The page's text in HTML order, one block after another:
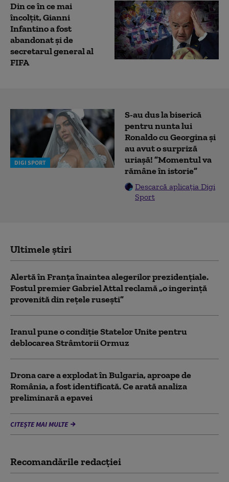
Din ce în ce mai
încolțit, Gianni
Infantino a fost
abandonat și de
secretarul general al
FIFA
DIGI SPORT
S-au dus la biserică
pentru nunta lui
Ronaldo cu Georgina și
au avut o surpriză
uriașă! ”Momentul va
rămâne în istorie”
Descarcă aplicația Digi
Sport
Ultimele știri
Alertă în Franța înaintea alegerilor prezidențiale.
Fostul premier Gabriel Attal reclamă „o ingerință
provenită din rețele rusești”
Iranul pune o condiție Statelor Unite pentru
deblocarea Strâmtorii Ormuz
Drona care a explodat în Bulgaria, aproape de
România, a fost identificată. Ce arată analiza
preliminară a epavei
CITEȘTE MAI MULTE
Recomandările redacţiei